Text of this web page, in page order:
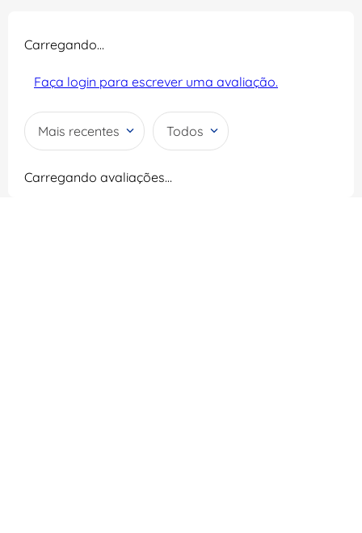
Carregando…
Faça login para escrever uma avaliação.
Mais recentes Todos
Carregando avaliações…